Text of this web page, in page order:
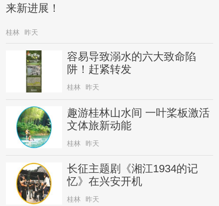
来新进展！
桂林 昨天
容易导致溺水的六大致命陷
阱！赶紧转发
桂林 昨天
趣游桂林山水间 一叶桨板激活
文体旅新动能
桂林 昨天
长征主题剧《湘江1934的记
忆》在兴安开机
桂林 昨天